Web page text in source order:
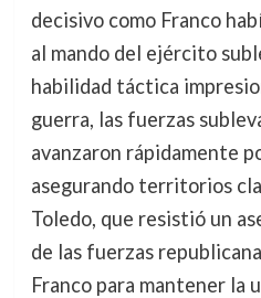
decisivo como Franco
al mando del ejército
habilidad táctica
guerra, las fuerzas
avanzaron rápidamente
asegurando territorios
Toledo, que resistió un
de las fuerzas
Franco para mantener la